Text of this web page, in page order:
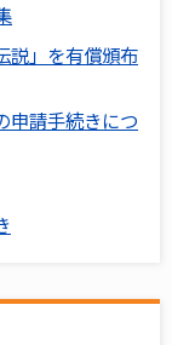
説」を有償頒布
申請手続きにつ